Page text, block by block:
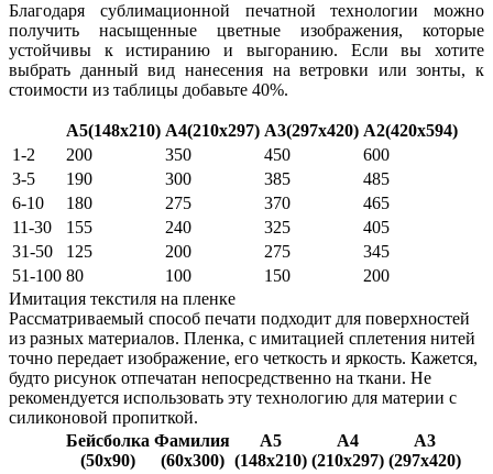
Благодаря сублимационной печатной технологии можно
получить насыщенные цветные изображения, которые
устойчивы к истиранию и выгоранию. Если вы хотите
выбрать данный вид нанесения на ветровки или зонты, к
стоимости из таблицы добавьте 40%.
А5(148х210) А4(210х297) А3(297х420) А2(420х594)
1-2
200 350 450
600
3-5
190 300 385
485
6-10
180 275 370
465
11-30
155 240 325
405
31-50
125 200 275
345
51-100 80 100 150
200
Имитация текстиля на пленке
Рассматриваемый способ печати подходит для поверхностей
из разных материалов. Пленка, с имитацией сплетения нитей
точно передает изображение, его четкость и яркость. Кажется,
будто рисунок отпечатан непосредственно на ткани. Не
рекомендуется использовать эту технологию для материи с
силиконовой пропиткой.
Бейсболка
(50х90)
Фамилия
(60х300)
А5
(148х210)
А4
(210х297)
А3
(297х420)